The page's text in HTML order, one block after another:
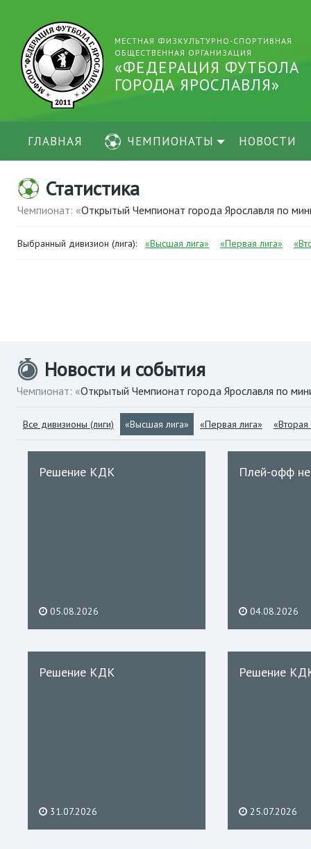
МЕСТНАЯ ФИЗКУЛЬТУРНО-СПОРТИВНАЯ
ОБЩЕСТВЕННАЯ ОРГАНИЗАЦИЯ
«ФЕДЕРАЦИЯ ФУТБОЛА
ГОРОДА ЯРОСЛАВЛЯ»
ГЛАВНАЯ ЧЕМПИОНАТЫ НОВОСТИ
Статистика
Чемпионат: «Открытый Чемпионат города Ярославля по
Выбранный дивизион (лига): «Высшая лига» «Первая лига»
Новости и события
Чемпионат: «Открытый Чемпионат города Ярославля по
Все дивизионы (лиги) «Высшая лига» «Первая лига» «Вторая
Решение КДК
05.08.2026
Плей-офф не
04.08.2026
Решение КДК
31.07.2026
Решение
25.07.2026